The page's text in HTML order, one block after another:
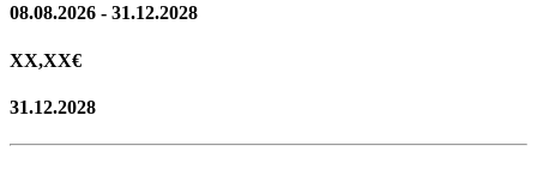
08.08.2026 - 31.12.2028
XX,XX€
31.12.2028